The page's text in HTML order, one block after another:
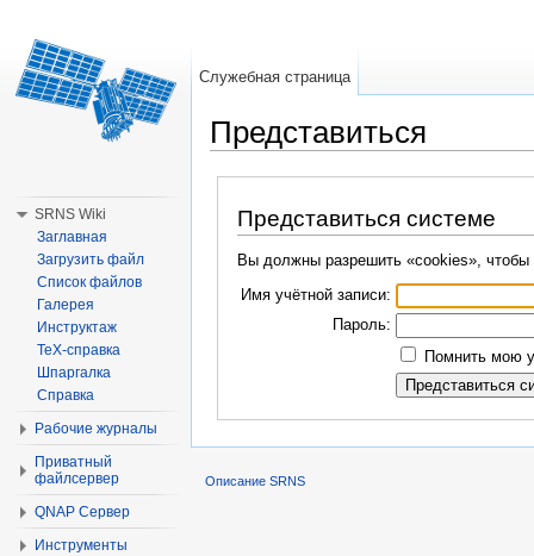
Представиться
Представиться системе
Вы должны разрешить «cookies», чтобы
Имя учётной записи:
Пароль:
Помнить мою
Служебная страница
SRNS Wiki
Заглавная
Загрузить файл
Список файлов
Галерея
Инструктаж
TeX-справка
Шпаргалка
Справка
Рабочие журналы
Приватный
файлсервер
QNAP Сервер
Инструменты
Описание SRNS